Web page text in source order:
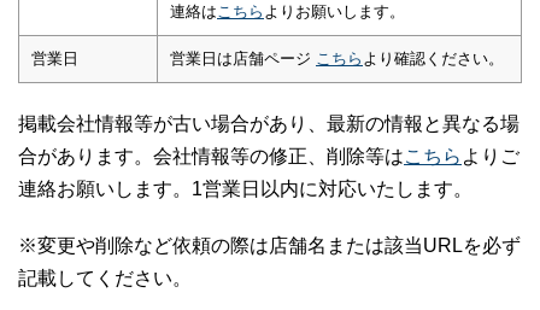
連絡は こちら よりお願いします。
営業日 営業日は店舗ページ こちら より確認ください。
掲載会社情報等が古い場合があり、最新の情報と異なる場
合があります。会社情報等の修正、削除等はこちら よりご
連絡お願いします。1営業日以内に対応いたします。
※変更や削除など依頼の際は店舗名または該当URLを必ず
記載してください。